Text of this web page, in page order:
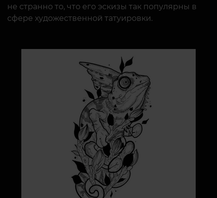
не странно то, что его эскизы так популярны в
сфере художественной татуировки.